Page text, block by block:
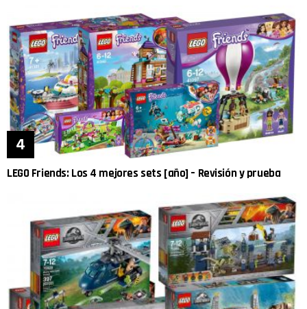
LEGO Friends: Los 4 mejores sets [año] – Revisión y prueba